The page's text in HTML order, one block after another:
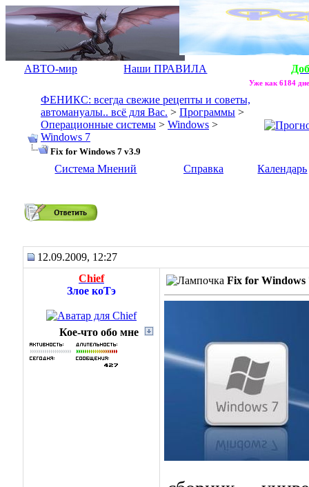
АВТО-мир Наши ПРАВИЛА
Уже как 6184
ФЕНИКС: всегда свежие рецепты и советы,
автомануалы.. всё для Вас. > Программы >
Операционные системы > Windows >
Windows 7
Fix for Windows 7 v3.9
Система Мнений Справка Календарь
12.09.2009, 12:27
Chief
Злое коТэ
Кое-что обо мне
Fix for Windows